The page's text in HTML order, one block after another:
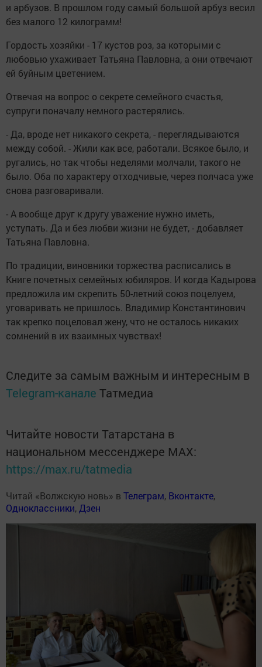
и арбузов. В прошлом году самый большой арбуз весил
без малого 12 килограмм!
Гордость хозяйки - 17 кустов роз, за которыми с
любовью ухаживает Татьяна Павловна, а они отвечают
ей буйным цветением.
Отвечая на вопрос о секрете семейного счастья,
супруги поначалу немного растерялись.
- Да, вроде нет никакого секрета, - переглядываются
между собой. - Жили как все, работали. Всякое было, и
ругались, но так чтобы неделями молчали, такого не
было. Оба по характеру отходчивые, через полчаса уже
снова разговаривали.
- А вообще друг к другу уважение нужно иметь,
уступать. Да и без любви жизни не будет, - добавляет
Татьяна Павловна.
По традиции, виновники торжества расписались в
Книге почетных семейных юбиляров. И когда Кадырова
предложила им скрепить 50-летний союз поцелуем,
уговаривать не пришлось. Владимир Константинович
так крепко поцеловал жену, что не осталось никаких
сомнений в их взаимных чувствах!
Следите за самым важным и интересным в
Telegram-канале Татмедиа
Читайте новости Татарстана в
национальном мессенджере MАХ:
https://max.ru/tatmedia
Читай «Волжскую новь» в Телеграм, Вконтакте,
Одноклассники, Дзен